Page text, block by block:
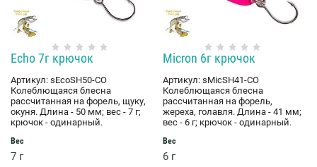
Echo 7г крючок
Артикул: sEcoSH50-CO
Колеблющаяся блесна
рассчитанная на форель, щуку,
окуня. Длина - 50 мм; вес - 7 г;
крючок - одинарный.
Вес
7 г
Micron 6г крючок
Артикул: sMicSH41-CO
Колеблющаяся блесна
рассчитанная на форель,
жереха, голавля. Длина - 41 мм;
вес - 6 г; крючок - одинарный.
Вес
6 г